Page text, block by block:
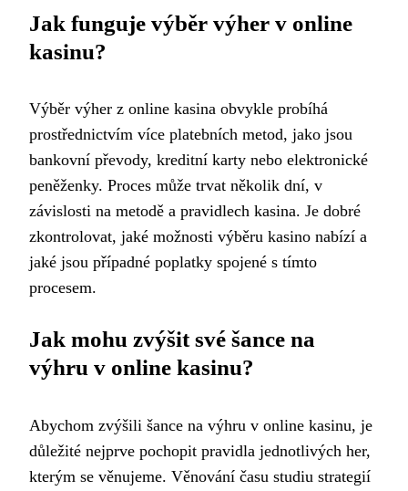
Jak funguje výběr výher v online
kasinu?
Výběr výher z online kasina obvykle probíhá
prostřednictvím více platebních metod, jako jsou
bankovní převody, kreditní karty nebo elektronické
peněženky. Proces může trvat několik dní, v
závislosti na metodě a pravidlech kasina. Je dobré
zkontrolovat, jaké možnosti výběru kasino nabízí a
jaké jsou případné poplatky spojené s tímto
procesem.
Jak mohu zvýšit své šance na
výhru v online kasinu?
Abychom zvýšili šance na výhru v online kasinu, je
důležité nejprve pochopit pravidla jednotlivých her,
kterým se věnujeme. Věnování času studiu strategií